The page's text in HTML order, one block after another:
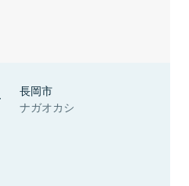
長岡市
ナガオカシ